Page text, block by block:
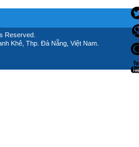
Reserved.
Khê, Thp. Đà Nẵng, Việt Nam.